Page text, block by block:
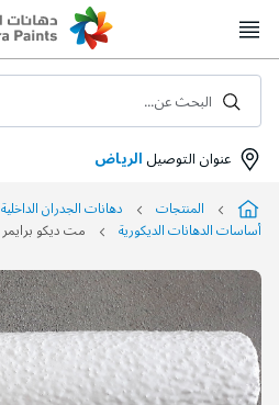
to
Content
عنوان التوصيلالرياض
البحث عن...
المنتجات دهانات الجدران الداخلية
أساسات الدهانات الديكورية
مت ديكو برايمر
التخطي
إلى
نهاية
معرض
الصور